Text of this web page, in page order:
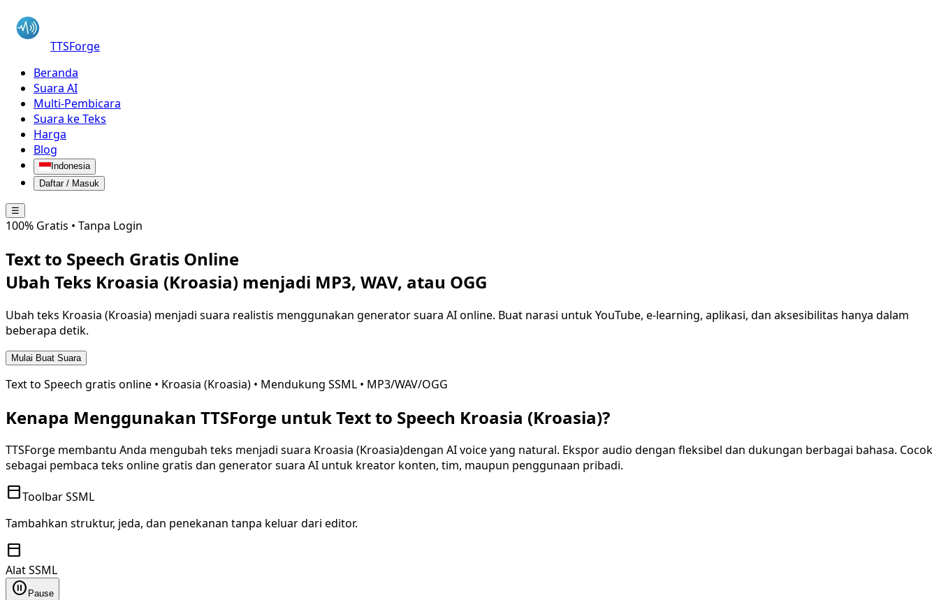
TTSForge
Beranda
Suara AI
Multi-Pembicara
Suara ke Teks
Harga
Blog
Indonesia
Daftar / Masuk
☰
100% Gratis • Tanpa Login
Text to Speech Gratis Online
Ubah Teks Kroasia (Kroasia) menjadi MP3, WAV, atau OGG
Ubah teks Kroasia (Kroasia) menjadi suara realistis menggunakan generator suara AI online. Buat narasi untuk YouTube, e-learning, aplikasi, dan aksesibilitas hanya dalam
beberapa detik.
Mulai Buat Suara
Text to Speech gratis online • Kroasia (Kroasia) • Mendukung SSML • MP3/WAV/OGG
Kenapa Menggunakan TTSForge untuk Text to Speech Kroasia (Kroasia)?
TTSForge membantu Anda mengubah teks menjadi suara Kroasia (Kroasia)dengan AI voice yang natural. Ekspor audio dengan fleksibel dan dukungan berbagai bahasa. Cocok
sebagai pembaca teks online gratis dan generator suara AI untuk kreator konten, tim, maupun penggunaan pribadi.
toolbarToolbar SSML
Tambahkan struktur, jeda, dan penekanan tanpa keluar dari editor.
toolbar
Alat SSML
pause_circle Pause